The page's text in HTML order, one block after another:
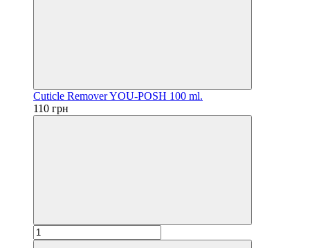
Cuticle Remover YOU-POSH 100 ml.
110 грн